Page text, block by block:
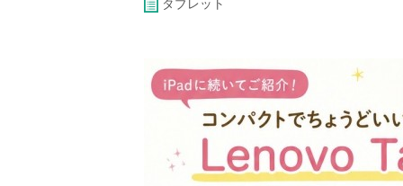
タブレット